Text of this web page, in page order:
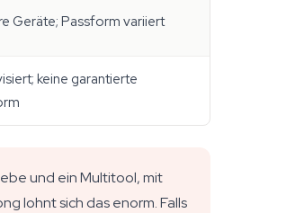
Geräte; Passform variiert
keine garantierte
und ein Multitool, mit
lohnt sich das enorm. Falls